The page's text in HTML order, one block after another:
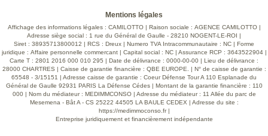
Mentions légales
Affichage des informations légales : CAMILOTTO | Raison sociale : AGENCE CAMILOTTO |
Adresse siège social : 1 rue du Général de Gaulle - 28210 NOGENT-LE-ROI |
Siret : 38935713800012 | RCS : Dreux | Numero TVA Intracommunautaire : NC | Forme
juridique : Affaire personnelle commercant | Capital social : NC | Assurance RCP : 3643522904 |
Carte T : 2801 2016 000 010 295 | Date de délivrance : 0000-00-00 | Lieu de délivrance :
28000 CHARTRES | Caisse de garantie financière : QBE EUROPE. | N° de caisse de garantie :
65548 - 3/15151 | Adresse caisse de garantie : Coeur Défense Tour A 110 Esplanade du
Général de Gaulle 92931 PARIS La Défense Cédes | Montant de la garantie financière : 110
000 | Nom du médiateur : MEDIMMCONSO | Adresse du médiateur : 11 Allée du parc de
Mesemena - Bât A - CS 25222 44505 LA BAULE CEDEX | Adresse du site :
https://medimmoconso.fr|
Entreprise juridiquement et financièrement indépendante